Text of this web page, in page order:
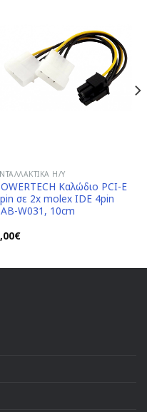
Add to
Wishlist
H/Y
Καλώδιο PCI-E
σε 2x molex IDE 4pin
W031, 10cm
€